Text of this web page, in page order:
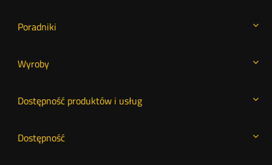
Poradniki
Wyroby
Dostępność produktów i usług
Dostępność